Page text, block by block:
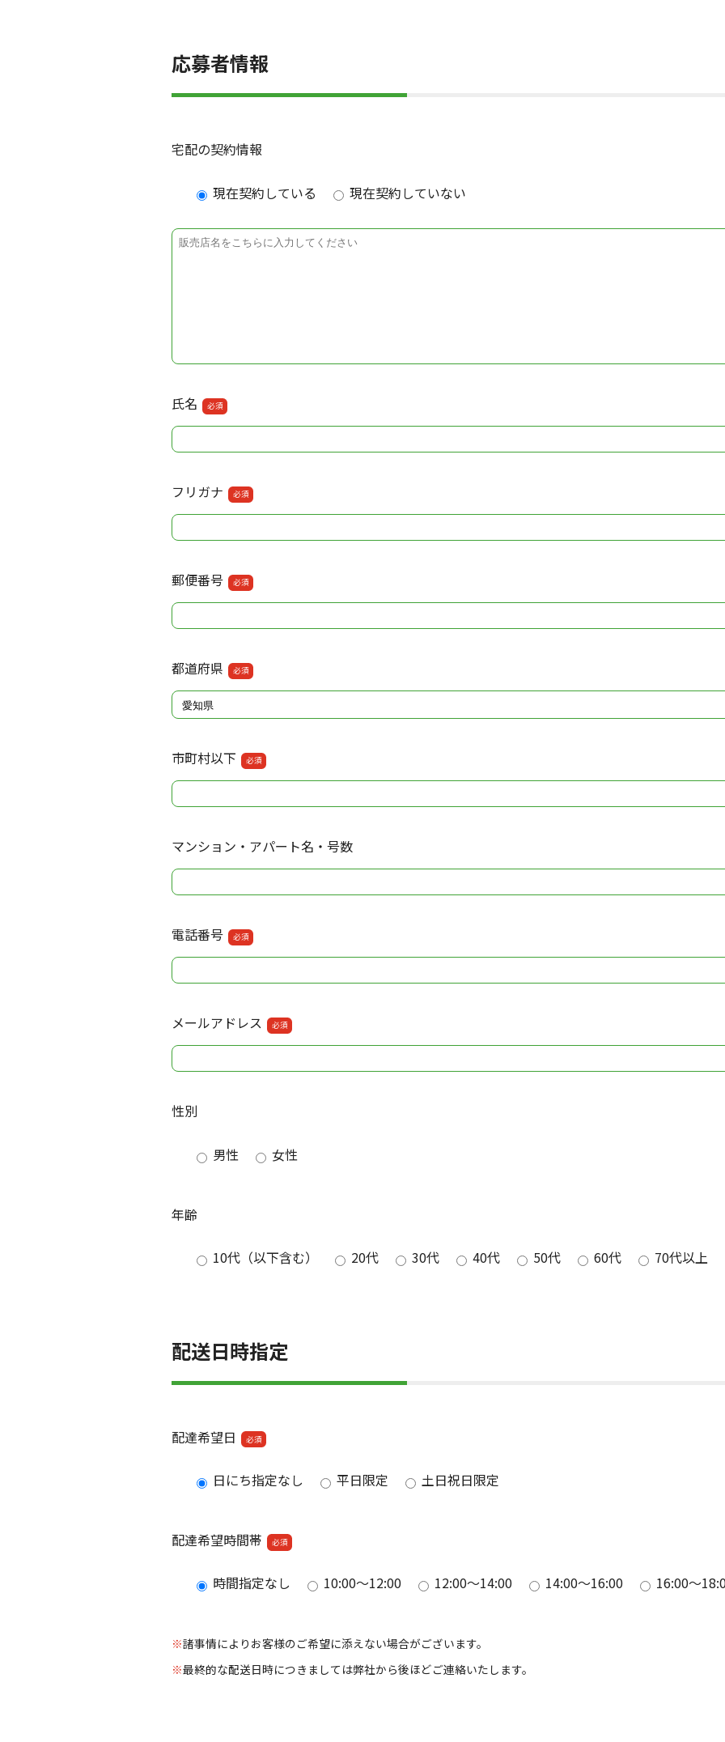
応募者情報
宅配の契約情報
現在契約している 現在契約していない
氏名 必須
フリガナ 必須
郵便番号 必須
都道府県 必須
市町村以下 必須
マンション・アパート名・号数
電話番号 必須
メールアドレス 必須
性別
男性 女性
年齢
10代（以下含む） 20代 30代 40代 50代 60代 70代以上
配送日時指定
配達希望日 必須
日にち指定なし 平日限定 土日祝日限定
配達希望時間帯 必須
時間指定なし 10:00～12:00 12:00～14:00 14:00～16:00 16:00～
諸事情によりお客様のご希望に添えない場合がございます。
最終的な配送日時につきましては弊社から後ほどご連絡いたします。